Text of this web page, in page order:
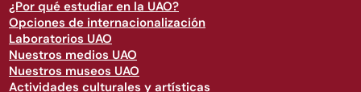
¿Por qué estudiar en la UAO?
Opciones de internacionalización
Laboratorios UAO
Nuestros medios UAO
Nuestros museos UAO
Actividades culturales y artísticas